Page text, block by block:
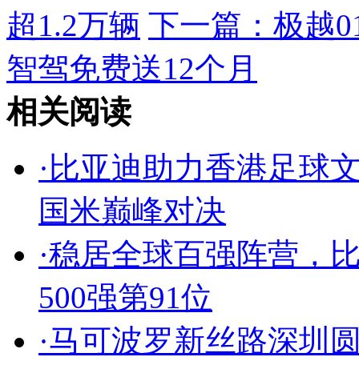
超1.2万辆 下一篇： 极越
智驾免费送12个月
相关阅读
· 比亚迪助力香港足球
国米巅峰对决
·稳居全球百强阵营，
500强第91位
·马可波罗新丝路深圳